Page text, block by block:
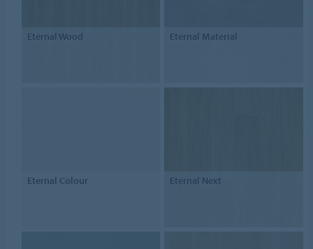
Eternal Wood Eternal Material
Eternal Colour Eternal Next